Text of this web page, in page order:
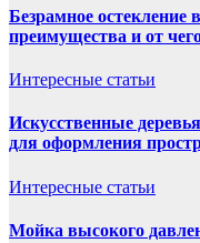
Безрамное остекление
преимущества и от
Интересные статьи
Искусственные
для оформления
Интересные статьи
Мойка высокого